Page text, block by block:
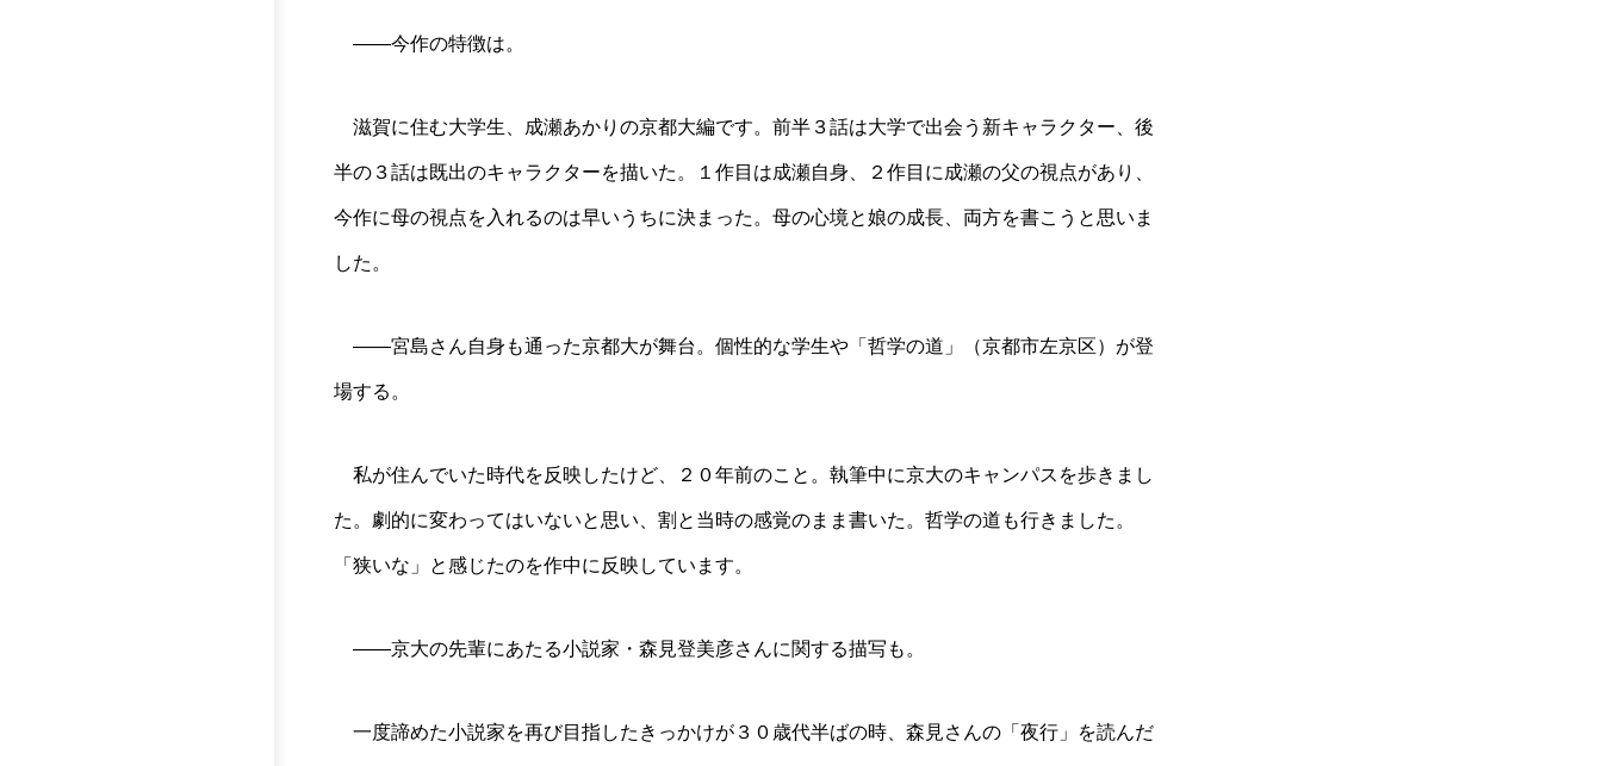
――今作の特徴は。
滋賀に住む大学生、成瀬あかりの京都大編です。前半３話は大学で出会う新キャラクター、後
半の３話は既出のキャラクターを描いた。１作目は成瀬自身、２作目に成瀬の父の視点があり、
今作に母の視点を入れるのは早いうちに決まった。母の心境と娘の成長、両方を書こうと思いま
した。
――宮島さん自身も通った京都大が舞台。個性的な学生や「哲学の道」（京都市左京区）が登
場する。
私が住んでいた時代を反映したけど、２０年前のこと。執筆中に京大のキャンパスを歩きまし
た。劇的に変わってはいないと思い、割と当時の感覚のまま書いた。哲学の道も行きました。
「狭いな」と感じたのを作中に反映しています。
――京大の先輩にあたる小説家・森見登美彦さんに関する描写も。
一度諦めた小説家を再び目指したきっかけが３０歳代半ばの時、森見さんの「夜行」を読んだ